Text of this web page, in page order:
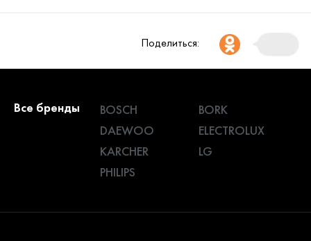
Поделиться:
Все бренды BOSCH
BORK
DAEWOO
ELECTROLUX
KARCHER
LG
PHILIPS